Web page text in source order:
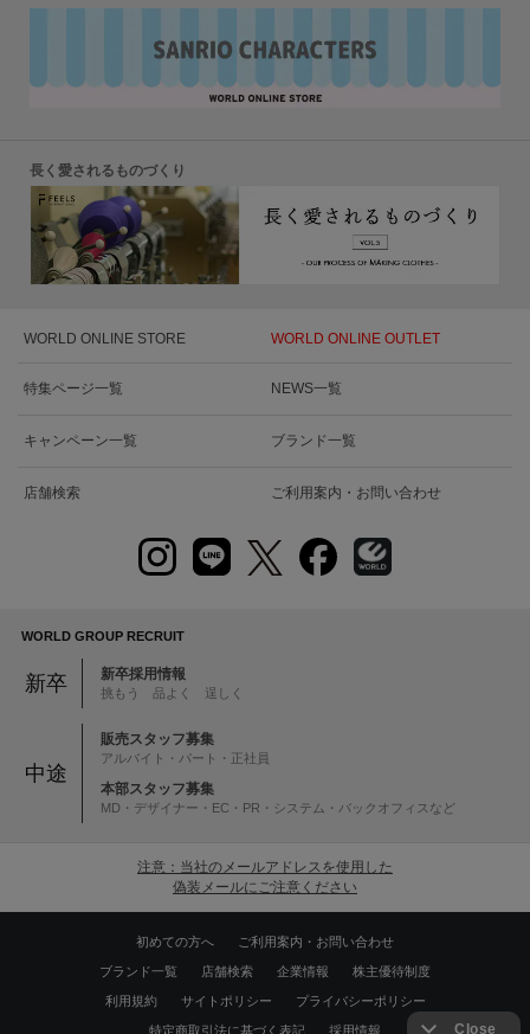
長く愛されるものづくり
WORLD ONLINE STORE WORLD ONLINE OUTLET
特集ページ一覧 NEWS一覧
キャンペーン一覧 ブランド一覧
店舗検索 ご利用案内・お問い合わせ
WORLD GROUP RECRUIT
新卒 新卒採用情報
挑もう 品よく 逞しく
中途
販売スタッフ募集
アルバイト・パート・正社員
本部スタッフ募集
MD・デザイナー・EC・PR・システム・バックオフィスなど
注意：当社のメールアドレスを使用した
偽装メールにご注意ください
初めての方へ ご利用案内・お問い合わせ
ブランド一覧 店舗検索 企業情報 株主優待制度
利用規約 サイトポリシー プライバシーポリシー
特定商取引法に基づく表記 採用情報